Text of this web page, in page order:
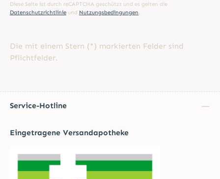
Diese Seite ist durch reCAPTCHA geschützt und es gelten die
Datenschutzrichtlinie und Nutzungsbedingungen.
Die mit einem Stern (*) markierten Felder sind
Pflichtfelder.
Service-Hotline
Eingetragene Versandapotheke